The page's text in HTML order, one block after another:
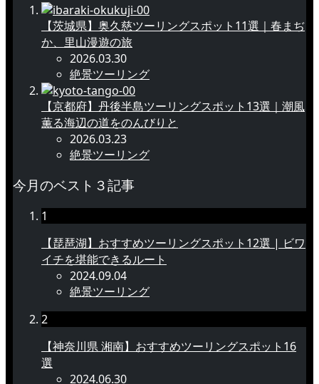
【茨城県】奥久慈ツーリングスポット11選｜春まぢ
か、里山漫遊の旅
2026.03.30
絶景ツーリング
【京都府】丹後半島ツーリングスポット13選｜潮風
薫る海辺の道をのんびりと
2026.03.23
絶景ツーリング
今月のベスト３記事
1
【琵琶湖】おすすめツーリングスポット12選 | ビワ
イチを堪能できるルート
2024.09.04
絶景ツーリング
2
【神奈川県 湘南】おすすめツーリングスポット16
選
2024.06.30